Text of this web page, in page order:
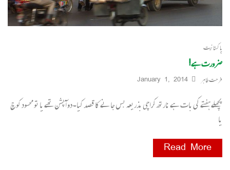
پاکستانیت
ضرورت ہے!
فرحت طاہر January 1, 2014
پچھلے ہفتے کی بات ہے نارتھ کراچی بذریعہ بس جانے کا قصد کیا۔دو آپشن تھے یا تو محسود کوچ
یا
Read More